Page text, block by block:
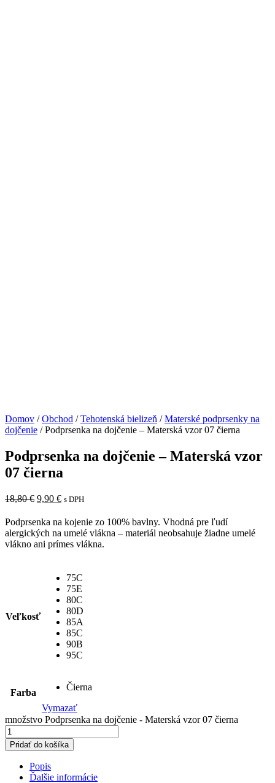
Domov /Obchod /Tehotenská bielizeň /Materské podprsenky na
dojčenie / Podprsenka na dojčenie – Materská vzor 07 čierna
Podprsenka na dojčenie – Materská vzor
07 čierna
18,80€ 9,90 € s DPH
Podprsenka na kojenie zo 100% bavlny. Vhodná pre ľudí
alergických na umelé vlákna – materiál neobsahuje žiadne umelé
vlákno ani prímes vlákna.
Veľkosť
75C
75E
80C
80D
85A
85C
90B
95C
Farba
Čierna
Vymazať
množstvo Podprsenka na dojčenie - Materská vzor 07 čierna
Pridať do košíka
Popis
Ďalšie informácie